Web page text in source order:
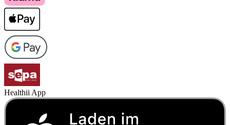
Healthii App